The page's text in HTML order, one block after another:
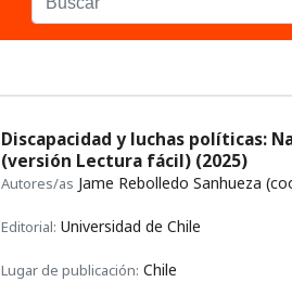
Discapacidad y luchas políticas:
(versión Lectura fácil) (2025)
Autores/as Jame Rebolledo Sanhueza
Editorial: Universidad de Chile
Lugar de publicación: Chile